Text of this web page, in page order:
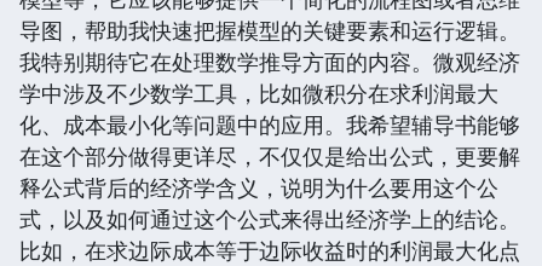
导图，帮助我快速把握模型的关键要素和运行逻辑。
我特别期待它在处理数学推导方面的内容。微观经济
学中涉及不少数学工具，比如微积分在求利润最大
化、成本最小化等问题中的应用。我希望辅导书能够
在这个部分做得更详尽，不仅仅是给出公式，更要解
释公式背后的经济学含义，说明为什么要用这个公
式，以及如何通过这个公式来得出经济学上的结论。
比如，在求边际成本等于边际收益时的利润最大化点